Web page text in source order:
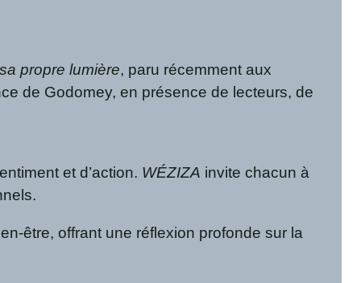
propre lumière, paru récemment aux
de Godomey, en présence de lecteurs, de
et d’action. WÉZIZA invite chacun à
être, offrant une réflexion profonde sur la